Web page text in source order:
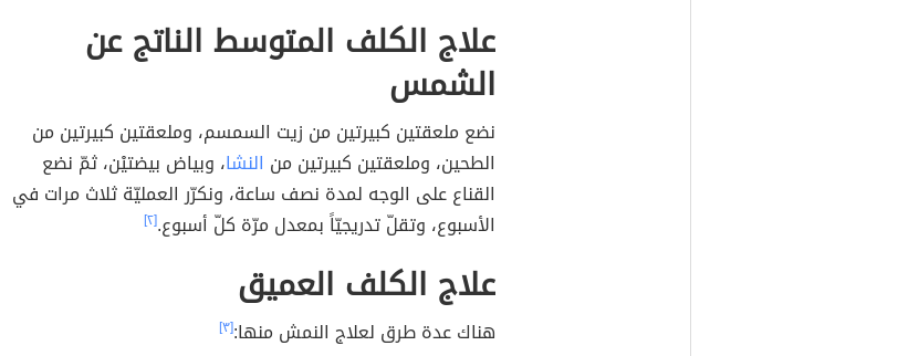
علاج الكلف المتوسط الناتج عن
الشمس
نضع ملعقتين كبيرتين من زيت السمسم، وملعقتين كبيرتين من
الطحين، وملعقتين كبيرتين من النشا، وبياض بيضتيْن، ثمّ نضع
القناع على الوجه لمدة نصف ساعة، ونكرّر العمليّة ثلاث مرات في
الأسبوع، وتقلّ تدريجيّاً بمعدل مرّة كلّ أسبوع.[٢]
علاج الكلف العميق
هناك عدة طرق لعلاج النمش منها:[٣]